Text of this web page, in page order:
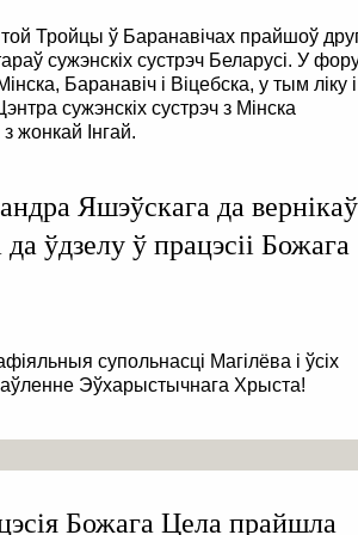
Тройцы ў Баранавічах прайшоў
сужэнскіх сустрэч Беларусі. У
Баранавіч і Віцебска, у тым ліку і
сужэнскіх сустрэч з Мінска
жонкай Інгай.
Яшэўскага да вернікаў
ўдзелу ў працэсіі Божага
супольнасці Магілёва і ўсіх
Эўхарыстычнага Хрыста!
Божага Цела прайшла